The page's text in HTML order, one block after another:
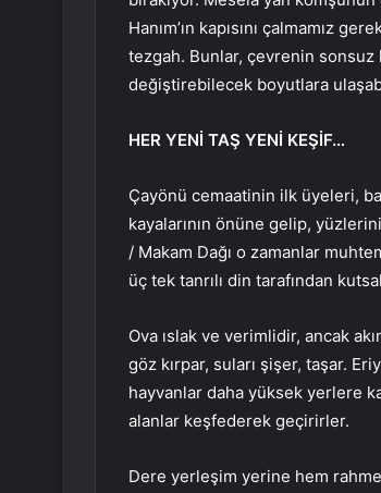
Hanım’ın kapısını çalmamız
tezgah. Bunlar, çevrenin
değiştirebilecek boyutlara
HER YENİ TAŞ YENİ KEŞİF…
Çayönü cemaatinin ilk üyeleri,
kayalarının önüne gelip,
/ Makam Dağı o zamanlar
üç tek tanrılı din tarafından
Ova ıslak ve verimlidir, ancak
göz kırpar, suları şişer, taşar.
hayvanlar daha yüksek yerlere
alanlar keşfederek geçirirler.
Dere yerleşim yerine hem